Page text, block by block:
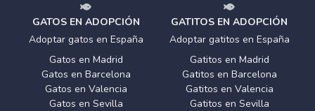
GATOS EN ADOPCIÓN
Adoptar gatos en España
Gatos en Madrid
Gatos en Barcelona
Gatos en Valencia
Gatos en Sevilla
GATITOS EN ADOPCIÓN
Adoptar gatitos en España
Gatitos en Madrid
Gatitos en Barcelona
Gatitos en Valencia
Gatitos en Sevilla